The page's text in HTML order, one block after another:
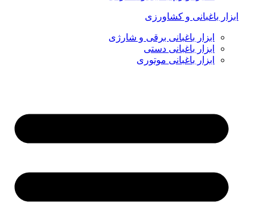
ابزار باغبانی و کشاورزی
ابزار باغبانی برقی و شارژی
ابزار باغبانی دستی
ابزار باغبانی موتوری